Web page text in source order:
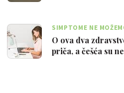
SIMPTOME NE
MOŽEMO!
O ova dva
priča, a češća su